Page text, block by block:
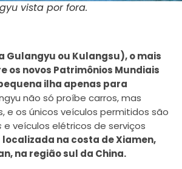
vista por fora.
Gulangyu ou Kulangsu), o mais
os novos Patrimônios Mundiais
ilha apenas para
não só proíbe carros, mas
e os únicos veículos permitidos são
e veículos elétricos de serviços
localizada na costa de Xiamen,
na região sul da China.